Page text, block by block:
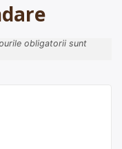
obligatorii sunt